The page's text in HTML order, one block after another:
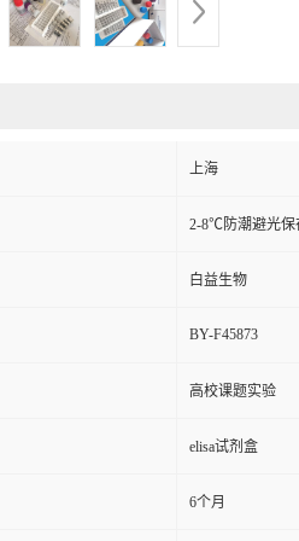
上海
2-8℃防潮避光保
白益生物
BY-F45873
高校课题实验
elisa试剂盒
6个月